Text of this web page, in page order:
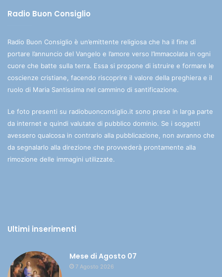
Radio Buon Consiglio
Radio Buon Consiglio è un’emittente religiosa che ha il fine di
portare l’annuncio del Vangelo e l’amore verso l’Immacolata in ogni
cuore che batte sulla terra. Essa si propone di istruire e formare le
coscienze cristiane, facendo riscoprire il valore della preghiera e il
ruolo di Maria Santissima nel cammino di santificazione.
Le foto presenti su radiobuonconsiglio.it sono prese in larga parte
da internet e quindi valutate di pubblico dominio. Se i soggetti
avessero qualcosa in contrario alla pubblicazione, non avranno che
da segnalarlo alla direzione che provvederà prontamente alla
rimozione delle immagini utilizzate.
Ultimi inserimenti
Mese di Agosto 07
7 Agosto 2026